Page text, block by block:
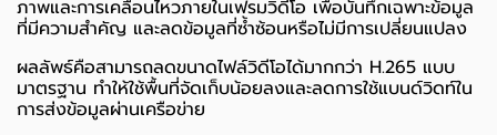
ภาพและการเคลื่อนไหวภายในเฟรมวิดีโอ เพื่อบันทึกเฉพาะข้อมูล
ที่มีความสำคัญ และลดข้อมูลที่ซ้ำซ้อนหรือไม่มีการเปลี่ยนแปลง
ผลลัพธ์คือสามารถลดขนาดไฟล์วิดีโอได้มากกว่า H.265 แบบ
มาตรฐาน ทำให้ใช้พื้นที่จัดเก็บน้อยลงและลดการใช้แบนด์วิดท์ใน
การส่งข้อมูลผ่านเครือข่าย